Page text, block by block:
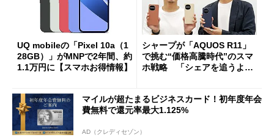
UQ mobileの「Pixel 10a（1
28GB）」がMNPで2年間、約
1.1万円に【スマホお得情報】
シャープが「AQUOS R11」
で挑む“価格高騰時代”のスマ
ホ戦略 「シェアを追うより
マイルが超たまるビジネスカード！初年度年会
費無料で還元率最大1.125%
AD（クレディセゾン）